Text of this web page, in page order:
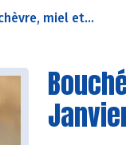
miel et...